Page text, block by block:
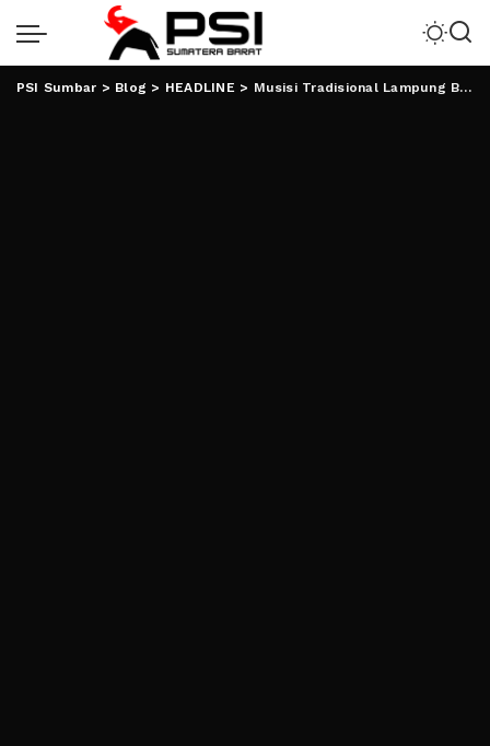
PSI Sumbar > Blog > HEADLINE > Musisi Tradisional Lampung Belum Diterima di Panggung Utama PRL 2023